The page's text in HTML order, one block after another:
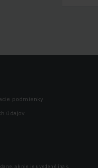
podmienky
údajov
dane, ak nie je uvedené inak.